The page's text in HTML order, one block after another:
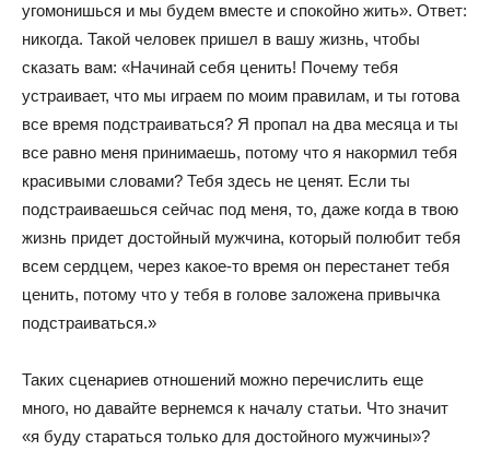
угомонишься и мы будем вместе и спокойно жить». Ответ:
никогда. Такой человек пришел в вашу жизнь, чтобы
сказать вам: «Начинай себя ценить! Почему тебя
устраивает, что мы играем по моим правилам, и ты готова
все время подстраиваться? Я пропал на два месяца и ты
все равно меня принимаешь, потому что я накормил тебя
красивыми словами? Тебя здесь не ценят. Если ты
подстраиваешься сейчас под меня, то, даже когда в твою
жизнь придет достойный мужчина, который полюбит тебя
всем сердцем, через какое-то время он перестанет тебя
ценить, потому что у тебя в голове заложена привычка
подстраиваться.»
Таких сценариев отношений можно перечислить еще
много, но давайте вернемся к началу статьи. Что значит
«я буду стараться только для достойного мужчины»?